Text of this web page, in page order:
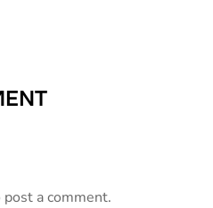
post a comment.